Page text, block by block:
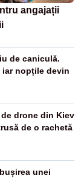
angajații
de caniculă.
iar nopțile devin
drone din Kiev
de o rachetă
unei